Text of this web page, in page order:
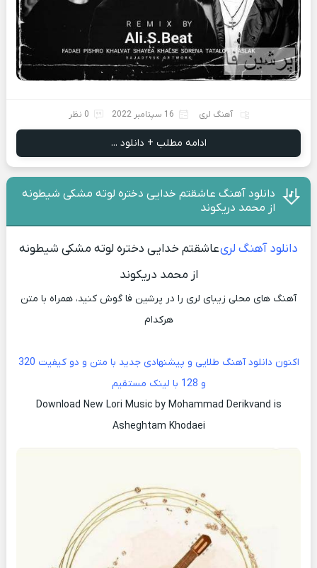
آهنگ لری 16 سپتامبر 2022 0 نظر
ادامه مطلب + دانلود ...
دانلود آهنگ عاشقتم خدایی دختره لوته مشکی شیطونه
از محمد دریکوند
دانلود آهنگ لریعاشقتم خدایی دختره لوته مشکی شیطونه
از محمد دریکوند
آهنگ های محلی زیبای لری را در پرشین فا گوش کنید، همراه با متن
هرکدام
اکنون دانلود آهنگ طلایی و پیشنهادی جدید با متن و دو کیفیت 320
و 128 با لینک مستقیم
Download New Lori Music by Mohammad Derikvand is
Asheghtam Khodaei